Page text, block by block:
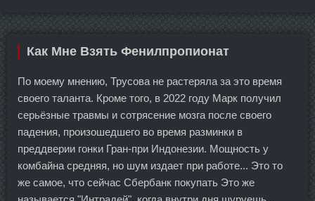
Как Мне Взять Фенилпропионат
По моему мнению, Трусова не растеряла за это время
своего таланта. Кроме того, в 2022 году Марк получил
серьёзные травмы и сотрясение мозга после своего
падения, произошедшего во время разминки в
преддверии гонки Гран-при Индонезии. Мощность у
комбайна средняя, но шум издает при работе... Это то
же самое, что сейчас Сбербанк покупать Это же